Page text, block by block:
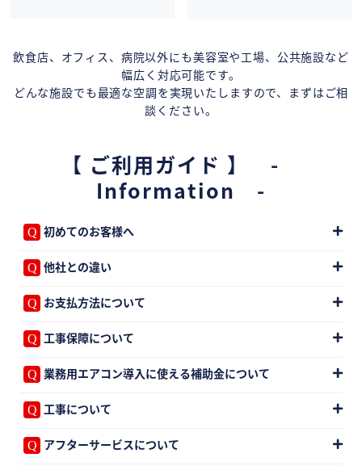
飲食店、オフィス、病院以外にも美容室や工場、公共施設など
幅広く対応可能です。
どんな施設でも最適な空調を実現いたしますので、まずはご相
談ください。
【 ご利用ガイド 】 -
Information -
初めてのお客様へ
他社との違い
お支払方法について
工事保障について
業務用エアコン導入に使える補助金について
工事について
アフターサービスについて